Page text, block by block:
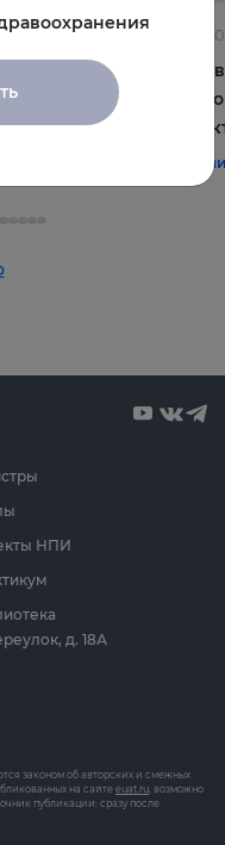
алгоритмы для
и
НПИ
д. 18А
законом об авторских и смежных
на сайте euat.ru, возможно
публикации: сразу после